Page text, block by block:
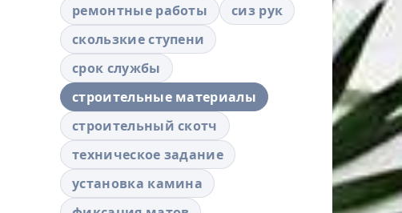
ремонтные работы
сиз рук
скользкие ступени
срок службы
строительные материалы
строительный скотч
техническое задание
установка камина